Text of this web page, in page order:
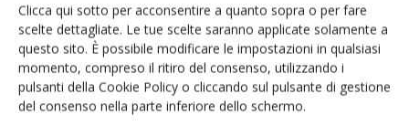
Clicca qui sotto per acconsentire a quanto sopra o per fare
scelte dettagliate. Le tue scelte saranno applicate solamente a
questo sito. È possibile modificare le impostazioni in qualsiasi
momento, compreso il ritiro del consenso, utilizzando i
pulsanti della Cookie Policy o cliccando sul pulsante di gestione
del consenso nella parte inferiore dello schermo.